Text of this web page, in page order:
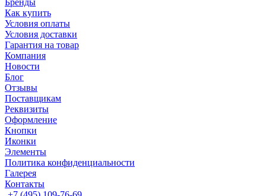
Бренды
Как купить
Условия оплаты
Условия доставки
Гарантия на товар
Компания
Новости
Блог
Отзывы
Поставщикам
Реквизиты
Оформление
Кнопки
Иконки
Элементы
Политика конфиденциальности
Галерея
Контакты